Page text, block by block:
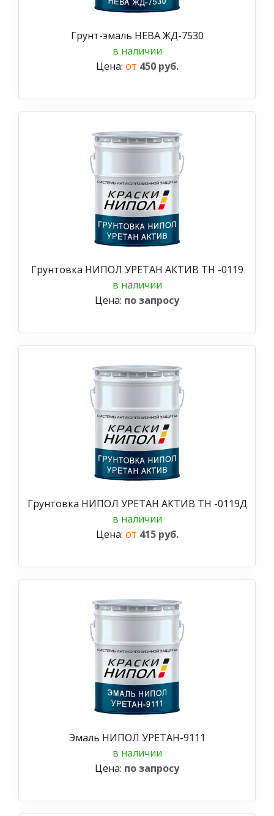
Грунт-эмаль НЕВА ЖД-7530
в наличии
Цена: от 450 руб.
Грунтовка НИПОЛ УРЕТАН АКТИВ ТН -0119
в наличии
Цена: по запросу
Грунтовка НИПОЛ УРЕТАН АКТИВ ТН -0119Д
в наличии
Цена: от 415 руб.
Эмаль НИПОЛ УРЕТАН-9111
в наличии
Цена: по запросу